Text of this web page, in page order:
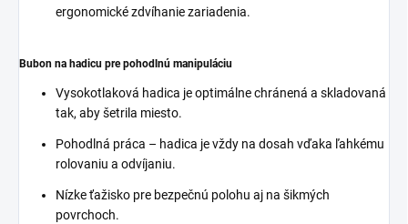
ergonomické zdvíhanie zariadenia.
Bubon na hadicu pre pohodlnú manipuláciu
Vysokotlaková hadica je optimálne chránená a skladovaná
tak, aby šetrila miesto.
Pohodlná práca – hadica je vždy na dosah vďaka ľahkému
rolovaniu a odvíjaniu.
Nízke ťažisko pre bezpečnú polohu aj na šikmých
povrchoch.